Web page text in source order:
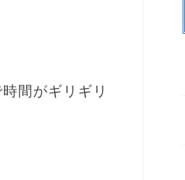
間がギリギリ